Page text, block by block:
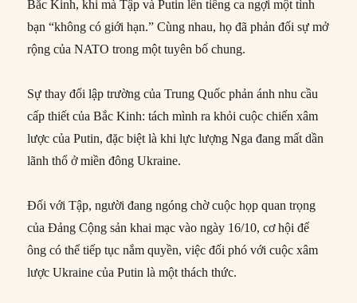
Bắc Kinh, khi mà Tập và Putin lên tiếng ca ngợi một tình
bạn “không có giới hạn.” Cùng nhau, họ đã phản đối sự mở
rộng của NATO trong một tuyên bố chung.
Sự thay đổi lập trường của Trung Quốc phản ánh nhu cầu
cấp thiết của Bắc Kinh: tách mình ra khỏi cuộc chiến xâm
lược của Putin, đặc biệt là khi lực lượng Nga đang mất dần
lãnh thổ ở miền đông Ukraine.
Đối với Tập, người đang ngóng chờ cuộc họp quan trọng
của Đảng Cộng sản khai mạc vào ngày 16/10, cơ hội để
ông có thể tiếp tục nắm quyền, việc đối phó với cuộc xâm
lược Ukraine của Putin là một thách thức.